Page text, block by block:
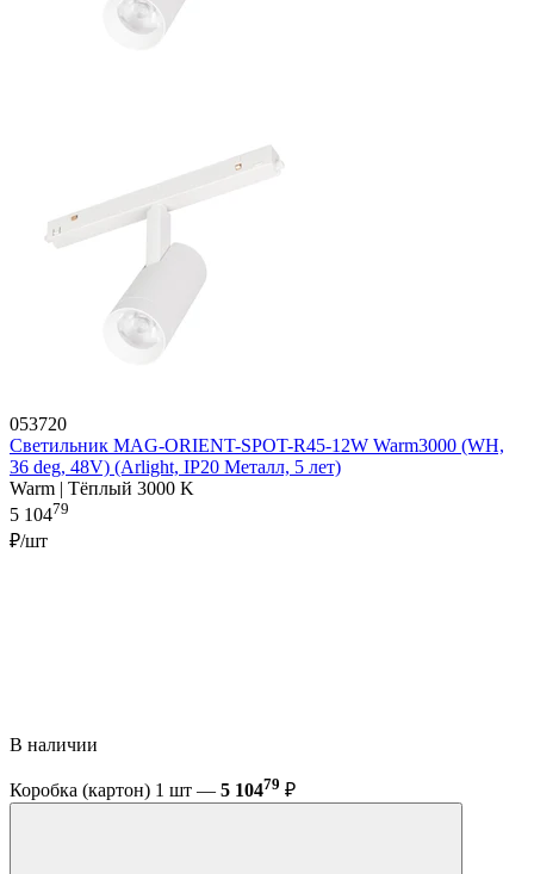
053720
Светильник MAG-ORIENT-SPOT-R45-12W Warm3000 (WH,
36 deg, 48V) (Arlight, IP20 Металл, 5 лет)
Warm | Тёплый 3000 K
5 10479
₽/шт
В наличии
Коробка (картон) 1 шт — 5 10479 ₽